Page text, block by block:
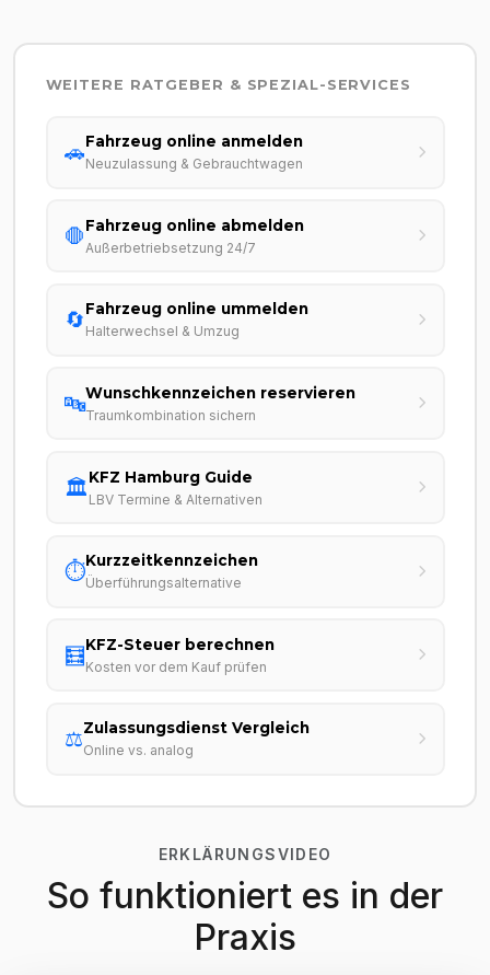
WEITERE RATGEBER & SPEZIAL-SERVICES
🚗Fahrzeug online anmelden
Neuzulassung & Gebrauchtwagen
🛑Fahrzeug online abmelden
Außerbetriebsetzung 24/7
🔄Fahrzeug online ummelden
Halterwechsel & Umzug
🔤Wunschkennzeichen reservieren
Traumkombination sichern
🏛️KFZ Hamburg Guide
LBV Termine & Alternativen
⏱️Kurzzeitkennzeichen
Überführungsalternative
🧮KFZ-Steuer berechnen
Kosten vor dem Kauf prüfen
⚖️Zulassungsdienst Vergleich
Online vs. analog
ERKLÄRUNGSVIDEO
So funktioniert es in der
Praxis